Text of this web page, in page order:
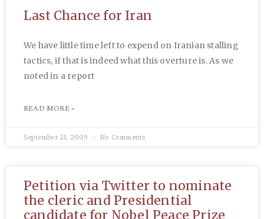
Last Chance for Iran
We have little time left to expend on Iranian stalling
tactics, if that is indeed what this overture is. As we
noted in a report
READ MORE »
September 21, 2009 No Comments
Petition via Twitter to nominate
the cleric and Presidential
candidate for Nobel Peace Prize